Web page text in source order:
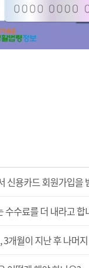
신용카드 회원가입을
수료를 더 내라고
개월이 지난 후 나머